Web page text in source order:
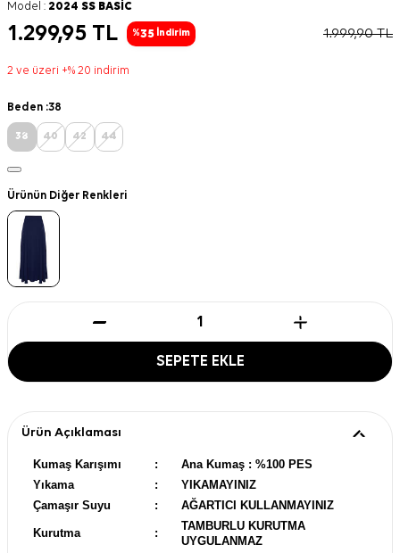
Model : 2024 SS BASİC
1.299,95 TL %35 İndirim 1.999,90TL
2 ve üzeri +% 20 indirim
Beden :38
38 40 42 44
Ürünün Diğer Renkleri
SEPETE EKLE
Ürün Açıklaması
Kumaş Karışımı :
Ana Kumaş : %100 PES
Yıkama
:
YIKAMAYINIZ
Çamaşır Suyu
: AĞARTICI KULLANMAYINIZ
Kurutma :
TAMBURLU KURUTMA
UYGULANMAZ